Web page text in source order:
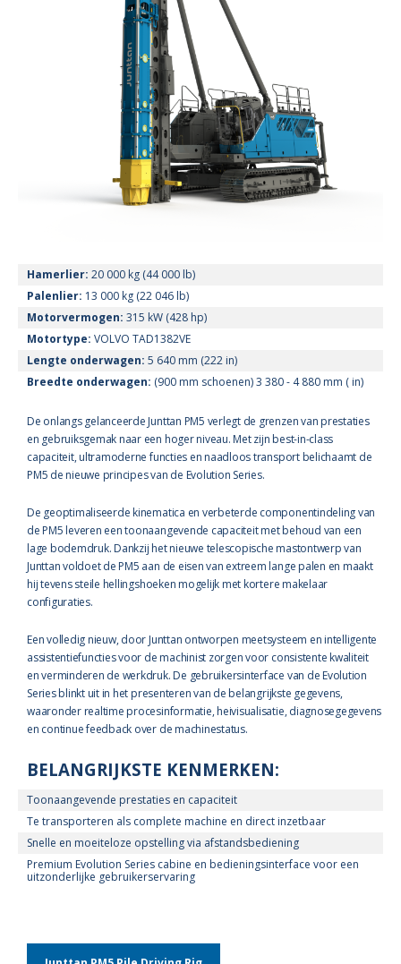
Hamerlier: 20 000 kg (44 000 lb)
Palenlier: 13 000 kg (22 046 lb)
Motorvermogen: 315 kW (428 hp)
Motortype: VOLVO TAD1382VE
Lengte onderwagen: 5 640 mm (222 in)
Breedte onderwagen: (900 mm schoenen) 3 380 - 4 880 mm ( in)
De onlangs gelanceerde Junttan PM5 verlegt de grenzen van prestaties
en gebruiksgemak naar een hoger niveau. Met zijn best-in-class
capaciteit, ultramoderne functies en naadloos transport belichaamt de
PM5 de nieuwe principes van de Evolution Series.
De geoptimaliseerde kinematica en verbeterde componentindeling van
de PM5 leveren een toonaangevende capaciteit met behoud van een
lage bodemdruk. Dankzij het nieuwe telescopische mastontwerp van
Junttan voldoet de PM5 aan de eisen van extreem lange palen en maakt
hij tevens steile hellingshoeken mogelijk met kortere makelaar
configuraties.
Een volledig nieuw, door Junttan ontworpen meetsysteem en intelligente
assistentiefuncties voor de machinist zorgen voor consistente kwaliteit
en verminderen de werkdruk. De gebruikersinterface van de Evolution
Series blinkt uit in het presenteren van de belangrijkste gegevens,
waaronder realtime procesinformatie, heivisualisatie, diagnosegegevens
en continue feedback over de machinestatus.
BELANGRIJKSTE KENMERKEN:
Toonaangevende prestaties en capaciteit
Te transporteren als complete machine en direct inzetbaar
Snelle en moeiteloze opstelling via afstandsbediening
Premium Evolution Series cabine en bedieningsinterface voor een
uitzonderlijke gebruikerservaring